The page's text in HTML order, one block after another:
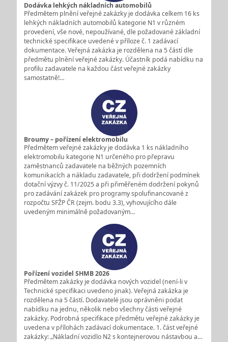
Dodávka lehkých nákladních automobilů
Předmětem plnění veřejné zakázky je dodávka celkem 16 ks
lehkých nákladních automobilů kategorie N1 v různém
provedení, vše nové, nepoužívané, dle požadované základní
technické specifikace uvedené v příloze č. 1 zadávací
dokumentace. Veřejná zakázka je rozdělena na 5 částí dle
předmětu plnění veřejné zakázky. Účastník podá nabídku na
profilu zadavatele na každou část veřejné zakázky
samostatně!…
Broumy – pořízení elektromobilu
Předmětem veřejné zakázky je dodávka 1 ks nákladního
elektromobilu kategorie N1 určeného pro přepravu
zaměstnanců zadavatele na běžných pozemních
komunikacích a nákladu zadavatele, při dodržení podmínek
dotační výzvy č. 11/2025 a při přiměřeném dodržení pokynů
pro zadávání zakázek pro programy spolufinancované z
rozpočtu SFŽP ČR (zejm. bodu 3.3), vyhovujícího dále
uvedeným minimálně požadovaným…
Pořízení vozidel SHMB 2026
Předmětem zakázky je dodávka nových vozidel (není-li v
Technické specifikaci uvedeno jinak). Veřejná zakázka je
rozdělena na 5 částí. Dodavatelé jsou oprávněni podat
nabídku na jednu, několik nebo všechny části veřejné
zakázky. Podrobná specifikace předmětu veřejné zakázky je
uvedena v přílohách zadávací dokumentace. 1. část veřejné
zakázky: „Nákladní vozidlo N2 s kontejnerovou nástavbou a…